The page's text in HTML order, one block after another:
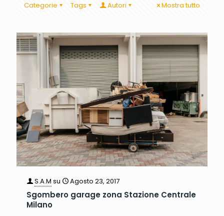
Categorie Tags Autori Mostra tutto
S.A.M su Agosto 23, 2017
Sgombero garage zona Stazione Centrale
Milano